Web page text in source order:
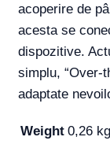
acoperire de
acesta se
dispozitive.
simplu, “Over-
adaptate
Weight 0,26 kg